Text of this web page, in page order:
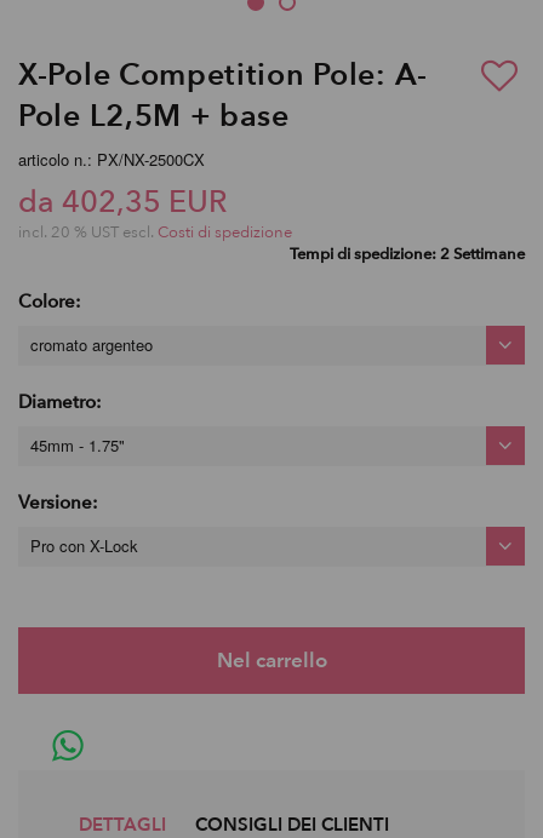
X-Pole Competition Pole: A-
Pole L2,5M + base
articolo n.: PX/NX-2500CX
da 402,35 EUR
incl. 20 % UST escl. Costi di spedizione
Tempi di spedizione: 2 Settimane
Colore:
cromato argenteo
Diametro:
45mm - 1.75"
Versione:
Pro con X-Lock
DETTAGLI
CONSIGLI DEI CLIENTI